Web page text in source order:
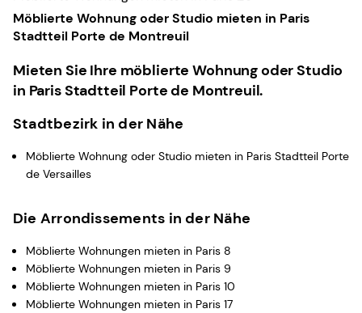
Möblierte Wohnung oder Studio mieten in Paris
Stadtteil Porte de Montreuil
Mieten Sie Ihre möblierte Wohnung oder Studio
in Paris Stadtteil Porte de Montreuil.
Stadtbezirk in der Nähe
Möblierte Wohnung oder Studio mieten in Paris Stadtteil Porte
de Versailles
Die Arrondissements in der Nähe
Möblierte Wohnungen mieten in Paris 8
Möblierte Wohnungen mieten in Paris 9
Möblierte Wohnungen mieten in Paris 10
Möblierte Wohnungen mieten in Paris 17